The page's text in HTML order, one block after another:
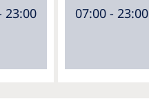
23:00 07:00 - 23:00